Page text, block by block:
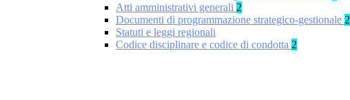
Atti amministrativi generali 2
Documenti di programmazione strategico-gestionale 2
Statuti e leggi regionali
Codice disciplinare e codice di condotta 2